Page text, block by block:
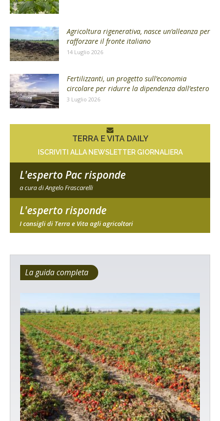
Agricoltura rigenerativa, nasce un’alleanza per
rafforzare il fronte italiano
14 Luglio 2026
Fertilizzanti, un progetto sull’economia
circolare per ridurre la dipendenza dall’estero
3 Luglio 2026
TERRA E VITA DAILY
ISCRIVITI ALLA NEWSLETTER GIORNALIERA
L'esperto Pac risponde
a cura di Angelo Frascarelli
L'esperto risponde
I consigli di Terra e Vita agli agricoltori
La guida completa